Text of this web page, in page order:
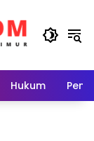
Hukum